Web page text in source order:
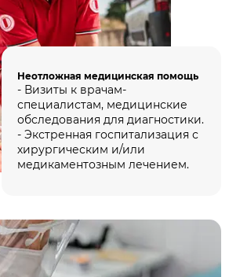
Неотложная медицинская помощь
- Визиты к врачам-
специалистам, медицинские
обследования для диагностики.
- Экстренная госпитализация с
хирургическим и/или
медикаментозным лечением.